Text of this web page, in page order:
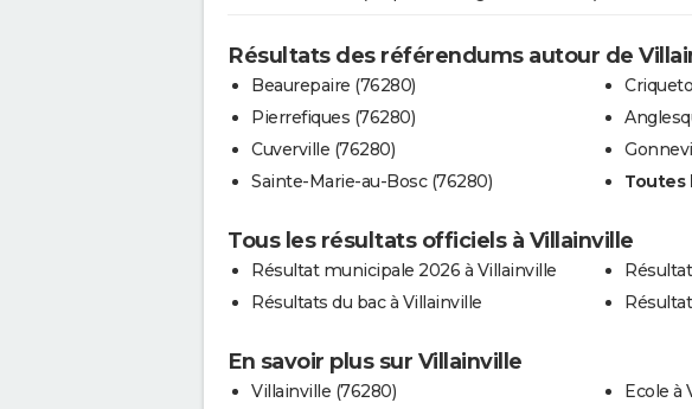
Résultats des référendums autour de
Beaurepaire (76280)
Pierrefiques (76280)
Cuverville (76280)
Sainte-Marie-au-Bosc (76280)
Toutes
Tous les résultats officiels à Villainville
Résultat municipale 2026 à Villainville
Résultats du bac à Villainville
En savoir plus sur Villainville
Villainville (76280)
Ecole à